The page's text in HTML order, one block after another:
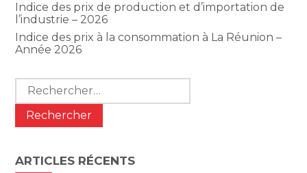
Indice des prix de production et d’importation de
l’industrie – 2026
Indice des prix à la consommation à La Réunion –
Année 2026
Rechercher :
ARTICLES RÉCENTS